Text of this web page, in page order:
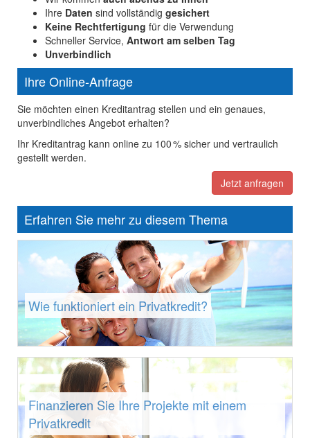
Ihre Daten sind vollständig gesichert
Keine Rechtfertigung für die Verwendung
Schneller Service, Antwort am selben Tag
Unverbindlich
Ihre Online-Anfrage
Sie möchten einen Kreditantrag stellen und ein genaues,
unverbindliches Angebot erhalten?
Ihr Kreditantrag kann online zu 100 % sicher und vertraulich
gestellt werden.
Jetzt anfragen
Erfahren Sie mehr zu diesem Thema
Wie funktioniert ein Privatkredit?
Finanzieren Sie Ihre Projekte mit einem
Privatkredit